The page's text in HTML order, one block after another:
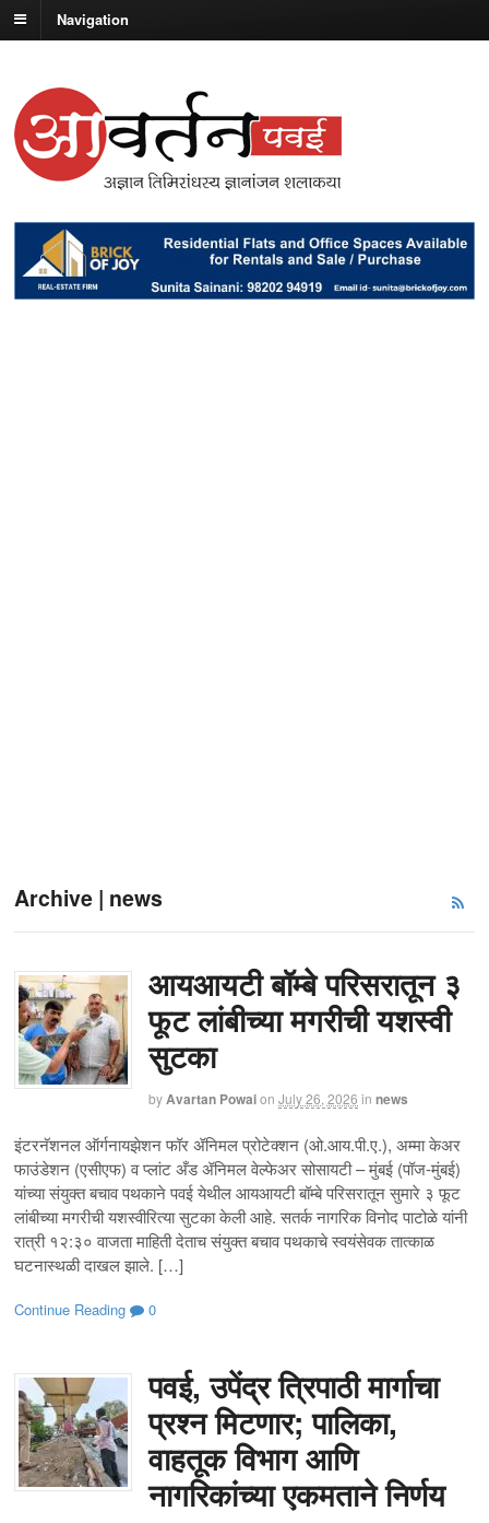
Navigation
Archive | news
आयआयटी बॉम्बे परिसरातून ३
फूट लांबीच्या मगरीची यशस्वी
सुटका
byAvartan Powaion July 26, 2026 in news
इंटरनॅशनल ऑर्गनायझेशन फॉर ॲनिमल प्रोटेक्शन (ओ.आय.पी.ए.), अम्मा केअर
फाउंडेशन (एसीएफ) व प्लांट अँड ॲनिमल वेल्फेअर सोसायटी – मुंबई (पॉज-मुंबई)
यांच्या संयुक्त बचाव पथकाने पवई येथील आयआयटी बॉम्बे परिसरातून सुमारे ३ फूट
लांबीच्या मगरीची यशस्वीरित्या सुटका केली आहे. सतर्क नागरिक विनोद पाटोळे यांनी
रात्री १२:३० वाजता माहिती देताच संयुक्त बचाव पथकाचे स्वयंसेवक तात्काळ
घटनास्थळी दाखल झाले. […]
Continue Reading 0
पवई, उपेंद्र त्रिपाठी मार्गाचा
प्रश्न मिटणार; पालिका,
वाहतूक विभाग आणि
नागरिकांच्या एकमताने निर्णय